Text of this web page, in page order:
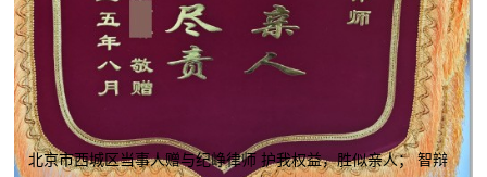
北京市西城区当事人赠与纪峥律师 护我权益，胜似亲人； 智辩